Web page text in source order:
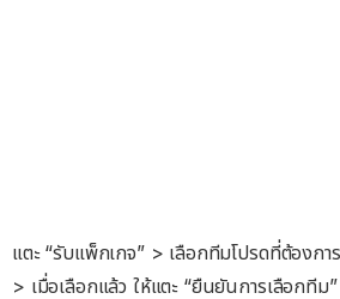
แตะ “รับแพ็กเกจ” > เลือกทีมโปรดที่ต้องกา
> เมื่อเลือกแล้ว ให้แตะ “ยืนยันการเลือกทีม